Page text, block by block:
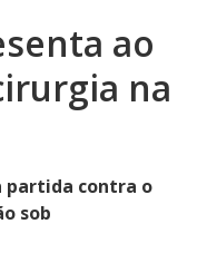
ao
na
partida contra o
sob